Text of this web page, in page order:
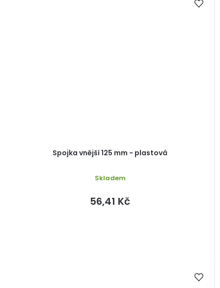
Spojka vnější 125 mm - plastová
Skladem
56,41 Kč